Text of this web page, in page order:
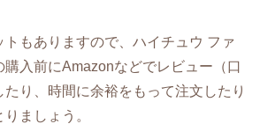
トもありますので、ハイチュウ ファ
購入前にAmazonなどでレビュー（口
り、時間に余裕をもって注文したり
ましょう。